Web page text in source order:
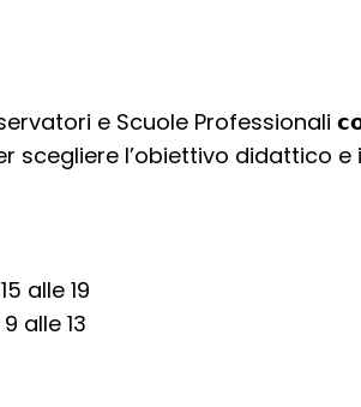
e Scuole Professionali
scegliere l’obiettivo
alle 19
alle 13